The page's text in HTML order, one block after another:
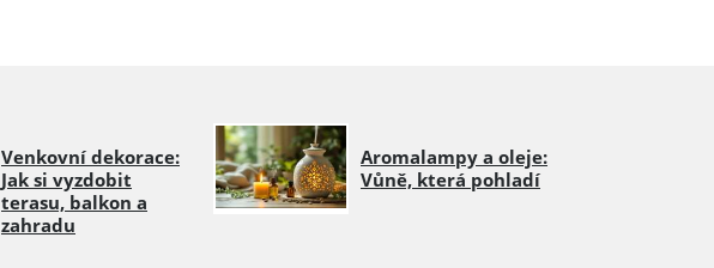
Venkovní dekorace:
Jak si vyzdobit
terasu, balkon a
zahradu
Aromalampy a oleje:
Vůně, která pohladí